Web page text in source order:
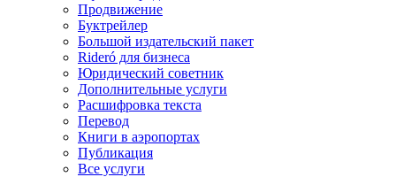
Продвижение
Буктрейлер
Большой издательский пакет
Rideró для бизнеса
Юридический советник
Дополнительные услуги
Расшифровка текста
Перевод
Книги в аэропортах
Публикация
Все услуги